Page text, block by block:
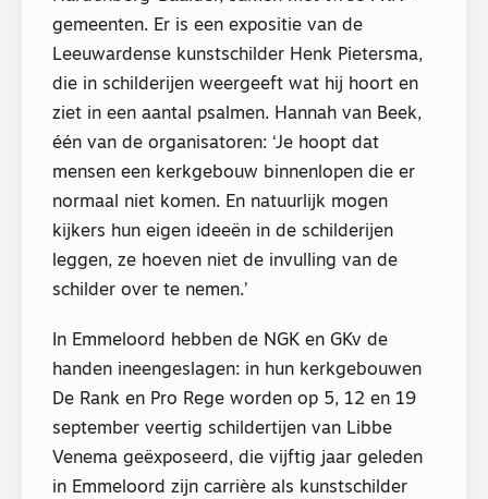
gemeenten. Er is een expositie van de
Leeuwardense kunstschilder Henk Pietersma,
die in schilderijen weergeeft wat hij hoort en
ziet in een aantal psalmen. Hannah van Beek,
één van de organisatoren: ‘Je hoopt dat
mensen een kerkgebouw binnenlopen die er
normaal niet komen. En natuurlijk mogen
kijkers hun eigen ideeën in de schilderijen
leggen, ze hoeven niet de invulling van de
schilder over te nemen.’
In Emmeloord hebben de NGK en GKv de
handen ineengeslagen: in hun kerkgebouwen
De Rank en Pro Rege worden op 5, 12 en 19
september veertig schildertijen van Libbe
Venema geëxposeerd, die vijftig jaar geleden
in Emmeloord zijn carrière als kunstschilder